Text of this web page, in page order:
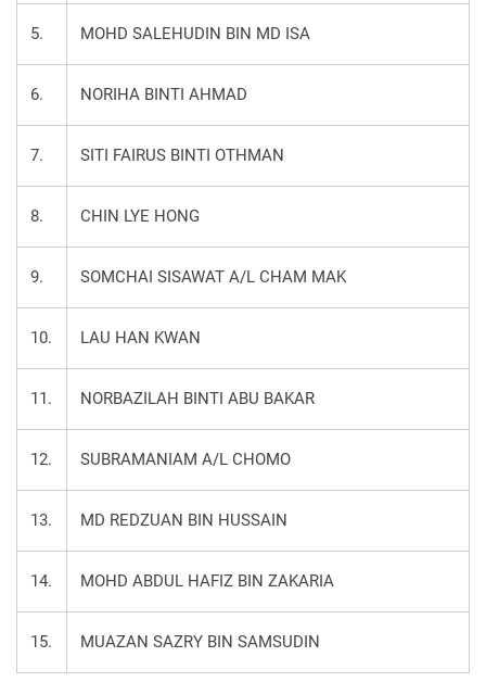
5. MOHD SALEHUDIN BIN MD ISA
6. NORIHA BINTI AHMAD
7. SITI FAIRUS BINTI OTHMAN
8. CHIN LYE HONG
9. SOMCHAI SISAWAT A/L CHAM MAK
10. LAU HAN KWAN
11. NORBAZILAH BINTI ABU BAKAR
12. SUBRAMANIAM A/L CHOMO
13. MD REDZUAN BIN HUSSAIN
14. MOHD ABDUL HAFIZ BIN ZAKARIA
15. MUAZAN SAZRY BIN SAMSUDIN